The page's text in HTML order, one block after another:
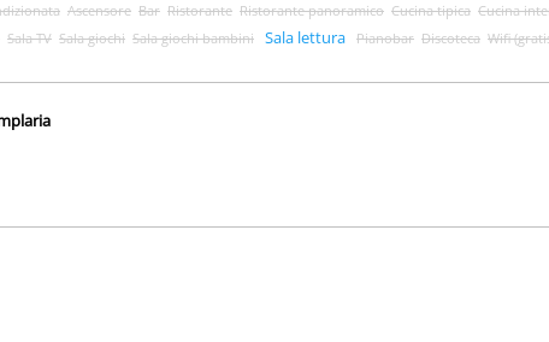
Ascensore Bar Ristorante Ristorante panoramico Cucina tipica Cucina
Sala TV Sala giochi Sala giochi bambini Sala lettura Pianobar Discoteca Wifi